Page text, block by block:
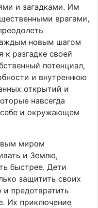
и загадками. Им
врагами,
новым шагом
к разгадке своей
потенциал,
и внутреннюю
открытий и
навсегда
и окружающем
миром
и Землю,
быстрее. Дети
защитить своих
предотвратить
Их приключение